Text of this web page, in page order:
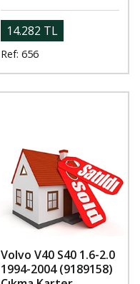
14.282 TL
Ref: 656
Volvo V40 S40 1.6-2.0
1994-2004 (9189158)